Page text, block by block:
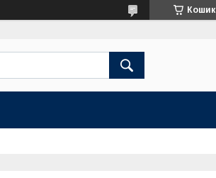
Кошик